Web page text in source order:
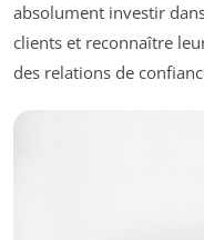
absolument investir
clients et reconnaître
des relations de